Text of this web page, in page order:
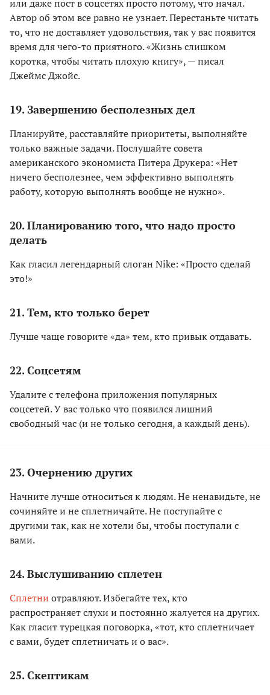
или даже пост в соцсетях просто потому, что начал.
Автор об этом все равно не узнает. Перестаньте читать
то, что не доставляет удовольствия, так у вас появится
время для чего-то приятного. «Жизнь слишком
коротка, чтобы читать плохую книгу», — писал
Джеймс Джойс.
19. Завершению бесполезных дел
Планируйте, расставляйте приоритеты, выполняйте
только важные задачи. Послушайте совета
американского экономиста Питера Друкера: «Нет
ничего бесполезнее, чем эффективно выполнять
работу, которую выполнять вообще не нужно».
20. Планированию того, что надо просто
делать
Как гласил легендарный слоган Nike: «Просто сделай
это!»
21. Тем, кто только берет
Лучше чаще говорите «да» тем, кто привык отдавать.
22. Соцсетям
Удалите с телефона приложения популярных
соцсетей. У вас только что появился лишний
свободный час (и не только сегодня, а каждый день).
23. Очернению других
Начните лучше относиться к людям. Не ненавидьте, не
сочиняйте и не сплетничайте. Не поступайте с
другими так, как не хотели бы, чтобы поступали с
вами.
24. Выслушиванию сплетен
Сплетни отравляют. Избегайте тех, кто
распространяет слухи и постоянно жалуется на других.
Как гласит турецкая поговорка, «тот, кто сплетничает
с вами, будет сплетничать и о вас».
25. Скептикам